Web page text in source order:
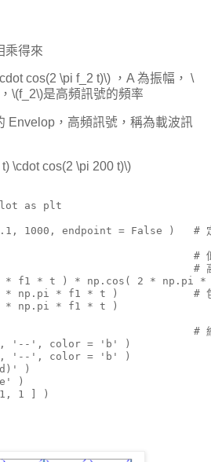
乘得來
cos(2 \pi f_2 t)\) ，A 為振幅， \
\(f_2\)是高頻訊號的頻率
Envelop，高頻訊號，稱為載波訊
\cdot cos(2 \pi 200 t)\)
as plt
1000, endpoint = False )   #
# 低
# 高
* f1 * t ) * np.cos( 2 * np.pi
2 * np.pi * f1 * t )            #
2 * np.pi * f1 * t )
# 繪
'--', color = 'b' )
'--', color = 'b' )
)
)
1 ] )